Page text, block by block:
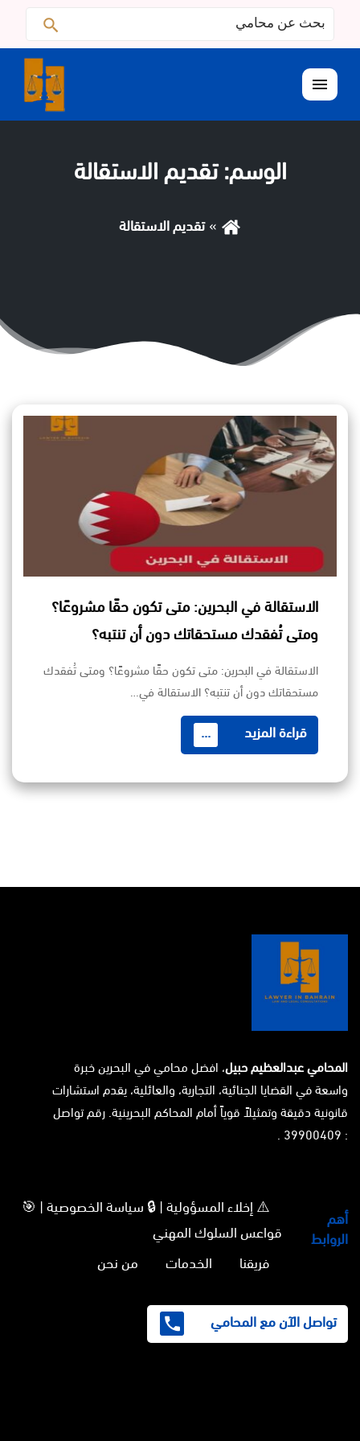
البحث
عن:
القائمة
الوسم:تقديم الاستقالة
تقديم الاستقالة
الاستقالة في البحرين: متى تكون حقًا مشروعًا؟
ومتى تُفقدك مستحقاتك دون أن تنتبه؟
الاستقالة في البحرين: متى تكون حقًا مشروعًا؟ ومتى تُفقدك
مستحقاتك دون أن تنتبه؟ الاستقالة في…
قراءة المزيد ...
المحامي عبدالعظيم حبيل، افضل محامي في البحرين خبرة
واسعة في القضايا الجنائية، التجارية، والعائلية، يقدم استشارات
قانونية دقيقة وتمثيلاً قوياً أمام المحاكم البحرينية. رقم تواصل
: 39900409 .
أهم
الروابط
⚠️ إخلاء المسؤولية | 🔒 سياسة الخصوصية | 🎯
قواعس السلوك المهني
فريقنا
الخدمات من نحن
تواصل الآن مع المحامي